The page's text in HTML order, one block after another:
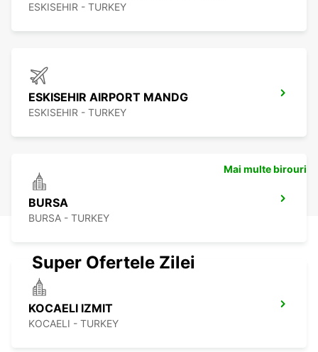
ESKISEHIR - TURKEY
ESKISEHIR AIRPORT MANDG
ESKISEHIR - TURKEY
BURSA
BURSA - TURKEY
KOCAELI IZMIT
KOCAELI - TURKEY
Mai multe birouri
Super Ofertele Zilei